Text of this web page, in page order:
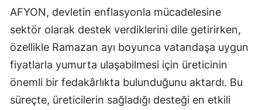
AFYON, devletin enflasyonla mücadelesine
sektör olarak destek verdiklerini dile getirirken,
özellikle Ramazan ayı boyunca vatandaşa uygun
fiyatlarla yumurta ulaşabilmesi için üreticinin
önemli bir fedakârlıkta bulunduğunu aktardı. Bu
süreçte, üreticilerin sağladığı desteği en etkili